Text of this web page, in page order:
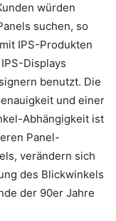
würden
suchen, so
IPS-Produkten
Displays
benutzt. Die
und einer
Abhängigkeit ist
Panel-
verändern sich
des Blickwinkels
der 90er Jahre